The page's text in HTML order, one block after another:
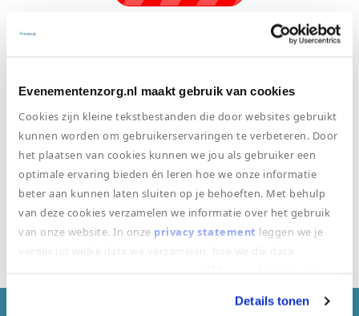
Evenementenzorg.nl maakt gebruik van cookies
Cookies zijn kleine tekstbestanden die door websites gebruikt
kunnen worden om gebruikerservaringen te verbeteren. Door
het plaatsen van cookies kunnen we jou als gebruiker een
optimale ervaring bieden én leren hoe we onze informatie
beter aan kunnen laten sluiten op je behoeften. Met behulp
van deze cookies verzamelen we informatie over het gebruik
van onze website. In onze privacy statement leggen we je
"alle cookies toestaan"? Zo nee, kiest u dan voor "alleen
Details tonen
Zij kozen voor Witte Kruis
Evenementenzorg
Bekijk onze klantenpagina